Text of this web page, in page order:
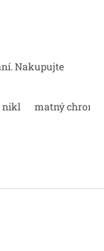
Nakupujte
nikl matný chrom